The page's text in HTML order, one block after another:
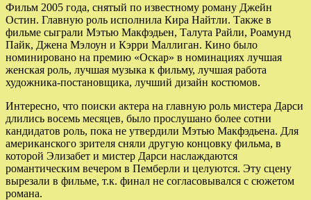
Фильм 2005 года, снятый по известному роману Джейн
Остин. Главную роль исполнила Кира Найтли. Также в
фильме сыграли Мэтью Макфэдьен, Талута Райли, Роамунд
Пайк, Джена Мэлоун и Кэрри Маллиган. Кино было
номинировано на премию «Оскар» в номинациях лучшая
женская роль, лучшая музыка к фильму, лучшая работа
художника-постановщика, лучший дизайн костюмов.
Интересно, что поиски актера на главную роль мистера Дарси
длились восемь месяцев, было прослушано более сотни
кандидатов роль, пока не утвердили Мэтью Макфэдьена. Для
американского зрителя сняли другую концовку фильма, в
которой Элизабет и мистер Дарси наслаждаются
романтическим вечером в Пемберли и целуются. Эту сцену
вырезали в фильме, т.к. финал не согласовывался с сюжетом
романа.